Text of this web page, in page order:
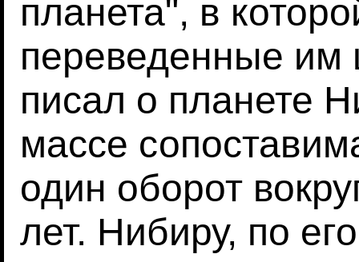
планета", в
переведенные им
писал о планете
массе
один оборот
лет. Нибиру, по